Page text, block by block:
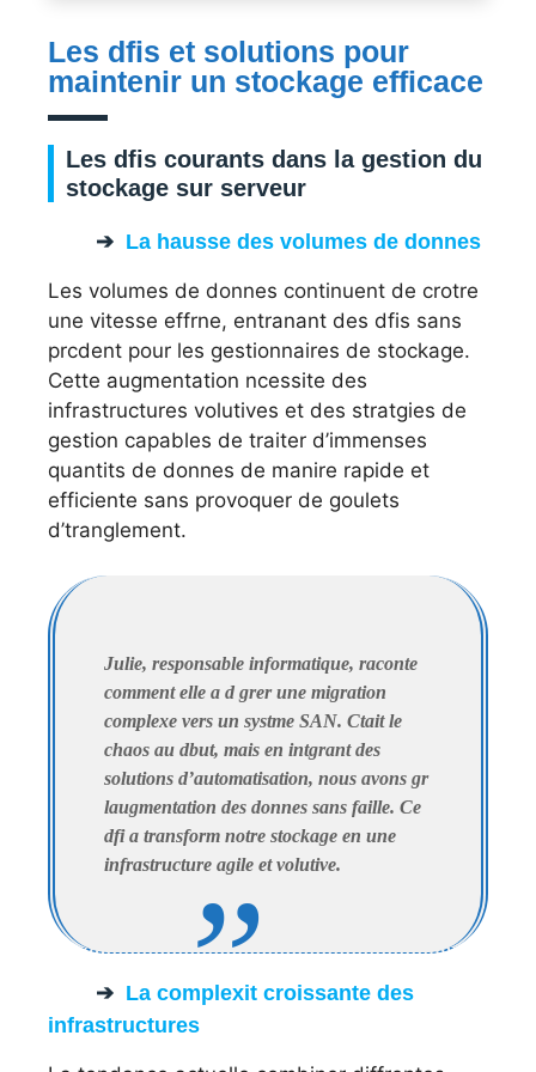
Les dfis et solutions pour
maintenir un stockage efficace
Les dfis courants dans la gestion du
stockage sur serveur
La hausse des volumes de donnes
Les volumes de donnes continuent de crotre
une vitesse effrne, entranant des dfis sans
prcdent pour les gestionnaires de stockage.
Cette augmentation ncessite des
infrastructures volutives et des stratgies de
gestion capables de traiter d’immenses
quantits de donnes de manire rapide et
efficiente sans provoquer de goulets
d’tranglement.
Julie, responsable informatique, raconte
comment elle a d grer une migration
complexe vers un systme SAN. Ctait le
chaos au dbut, mais en intgrant des
solutions d’automatisation, nous avons gr
laugmentation des donnes sans faille. Ce
dfi a transform notre stockage en une
infrastructure agile et volutive.
La complexit croissante des
infrastructures